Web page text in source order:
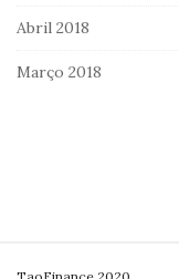
Abril 2018
Março 2018